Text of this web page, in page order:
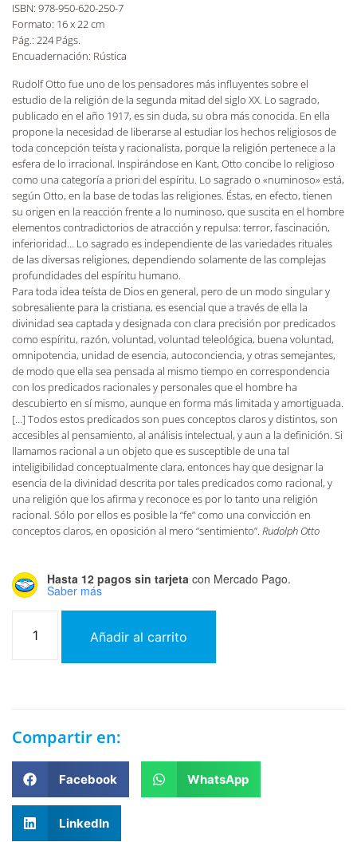
ISBN: 978-950-620-250-7
Formato: 16 x 22 cm
Pág.: 224 Págs.
Encuadernación: Rústica
Rudolf Otto fue uno de los pensadores más influyentes sobre el
estudio de la religión de la segunda mitad del siglo XX. Lo sagrado,
publicado en el año 1917, es sin duda, su obra más conocida. En ella
propone la necesidad de liberarse al estudiar los hechos religiosos de
toda concepción teísta y racionalista, porque la religión pertenece a la
esfera de lo irracional. Inspirándose en Kant, Otto concibe lo religioso
como una categoría a priori del espíritu. Lo sagrado o «numinoso» está,
según Otto, en la base de todas las religiones. Éstas, en efecto, tienen
su origen en la reacción frente a lo numinoso, que suscita en el hombre
elementos contradictorios de atracción y repulsa: terror, fascinación,
inferioridad… Lo sagrado es independiente de las variedades rituales
de las diversas religiones, dependiendo solamente de las complejas
profundidades del espíritu humano.
Para toda idea teísta de Dios en general, pero de un modo singular y
sobresaliente para la cristiana, es esencial que a través de ella la
divinidad sea captada y designada con clara precisión por predicados
como espíritu, razón, voluntad, voluntad teleológica, buena voluntad,
omnipotencia, unidad de esencia, autoconciencia, y otras semejantes,
de modo que ella sea pensada al mismo tiempo en correspondencia
con los predicados racionales y personales que el hombre ha
descubierto en sí mismo, aunque en forma más limitada y amortiguada.
[…] Todos estos predicados son pues conceptos claros y distintos, son
accesibles al pensamiento, al análisis intelectual, y aun a la definición. Si
llamamos racional a un objeto que es susceptible de una tal
inteligibilidad conceptualmente clara, entonces hay que designar la
esencia de la divinidad descrita por tales predicados como racional, y
una religión que los afirma y reconoce es por lo tanto una religión
racional. Sólo por ellos es posible la “fe” como una convicción en
conceptos claros, en oposición al mero “sentimiento”. Rudolph Otto
Hasta 12 pagos sin tarjeta con Mercado Pago.
Saber más
Añadir al carrito
Compartir en:
Facebook WhatsApp
LinkedIn